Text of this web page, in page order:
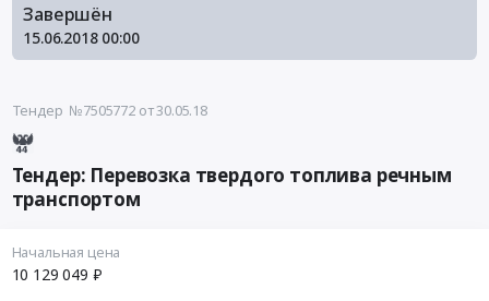
Завершён
15.06.2018 00:00
Тендер №7505772от 30.05.18
Тендер: Перевозка твердого топлива речным
транспортом
Начальная цена
10 129 049 ₽